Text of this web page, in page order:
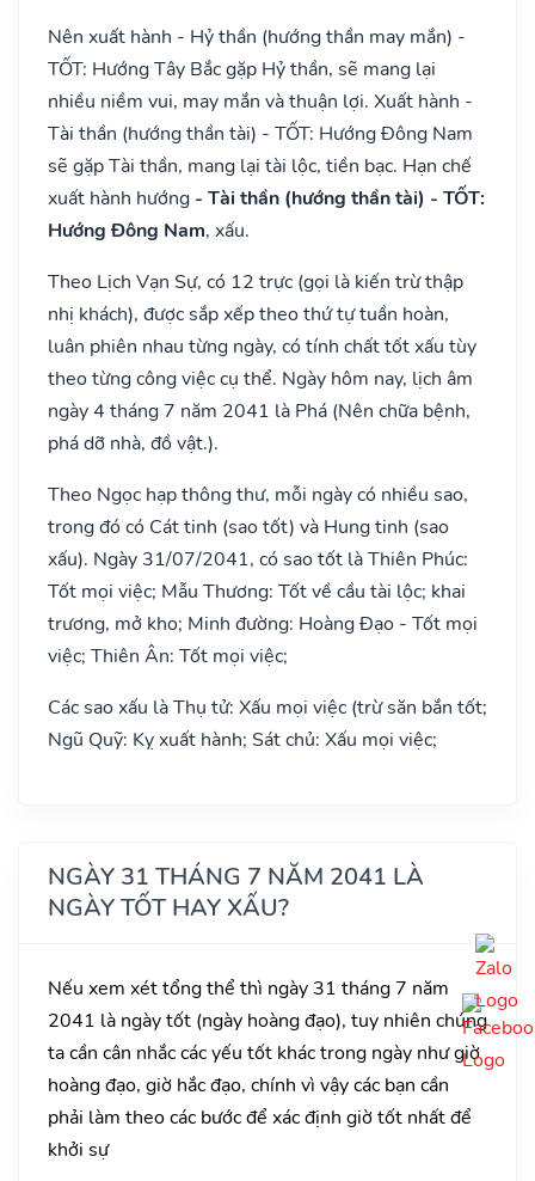
Nên xuất hành - Hỷ thần (hướng thần may mắn) -
TỐT: Hướng Tây Bắc gặp Hỷ thần, sẽ mang lại
nhiều niềm vui, may mắn và thuận lợi. Xuất hành -
Tài thần (hướng thần tài) - TỐT: Hướng Đông Nam
sẽ gặp Tài thần, mang lại tài lộc, tiền bạc. Hạn chế
xuất hành hướng - Tài thần (hướng thần tài) - TỐT:
Hướng Đông Nam, xấu.
Theo Lịch Vạn Sự, có 12 trực (gọi là kiến trừ thập
nhị khách), được sắp xếp theo thứ tự tuần hoàn,
luân phiên nhau từng ngày, có tính chất tốt xấu tùy
theo từng công việc cụ thể. Ngày hôm nay, lịch âm
ngày 4 tháng 7 năm 2041 là Phá (Nên chữa bệnh,
phá dỡ nhà, đồ vật.).
Theo Ngọc hạp thông thư, mỗi ngày có nhiều sao,
trong đó có Cát tinh (sao tốt) và Hung tinh (sao
xấu). Ngày 31/07/2041, có sao tốt là Thiên Phúc:
Tốt mọi việc; Mẫu Thương: Tốt về cầu tài lộc; khai
trương, mở kho; Minh đường: Hoàng Đạo - Tốt mọi
việc; Thiên Ân: Tốt mọi việc;
Các sao xấu là Thụ tử: Xấu mọi việc (trừ săn bắn tốt;
Ngũ Quỹ: Kỵ xuất hành; Sát chủ: Xấu mọi việc;
NGÀY 31 THÁNG 7 NĂM 2041 LÀ
NGÀY TỐT HAY XẤU?
Nếu xem xét tổng thể thì ngày 31 tháng 7 năm
2041 là ngày tốt (ngày hoàng đạo), tuy nhiên chúng
ta cần cân nhắc các yếu tốt khác trong ngày như giờ
hoàng đạo, giờ hắc đạo, chính vì vậy các bạn cần
phải làm theo các bước để xác định giờ tốt nhất để
khởi sự